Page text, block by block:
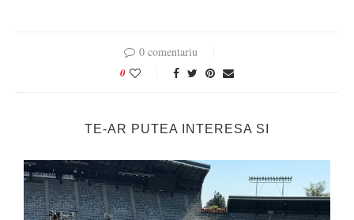
0 comentariu
0
TE-AR PUTEA INTERESA SI